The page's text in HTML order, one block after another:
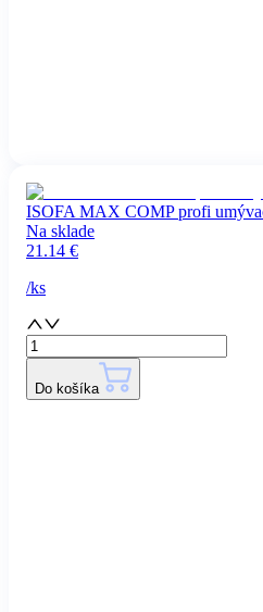
ISOFA MAX COMP profi
Na sklade
21.14 €
/ks
Do košíka